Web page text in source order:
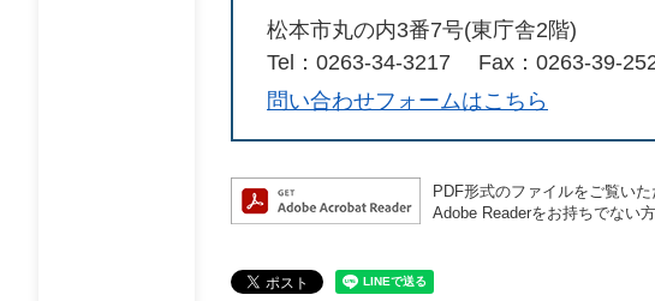
松本市丸の内3番7号(東庁舎2階)
Tel：0263-34-3217
Fax：0263-39-
問い合わせフォームはこちら
PDF形式のファイルをご覧い
Adobe Readerをお持ちでない